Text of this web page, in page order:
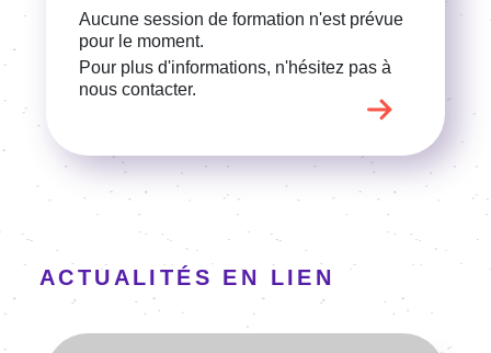
Aucune session de formation n'est prévue
pour le moment.
Pour plus d'informations, n'hésitez pas à
nous contacter.
ACTUALITÉS EN LIEN